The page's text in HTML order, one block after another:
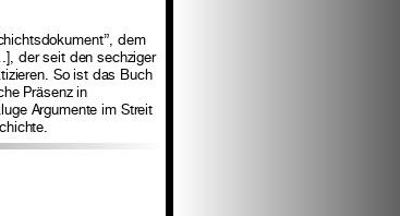
dem
der seit den sechziger
So ist das Buch
Präsenz in
Argumente im Streit